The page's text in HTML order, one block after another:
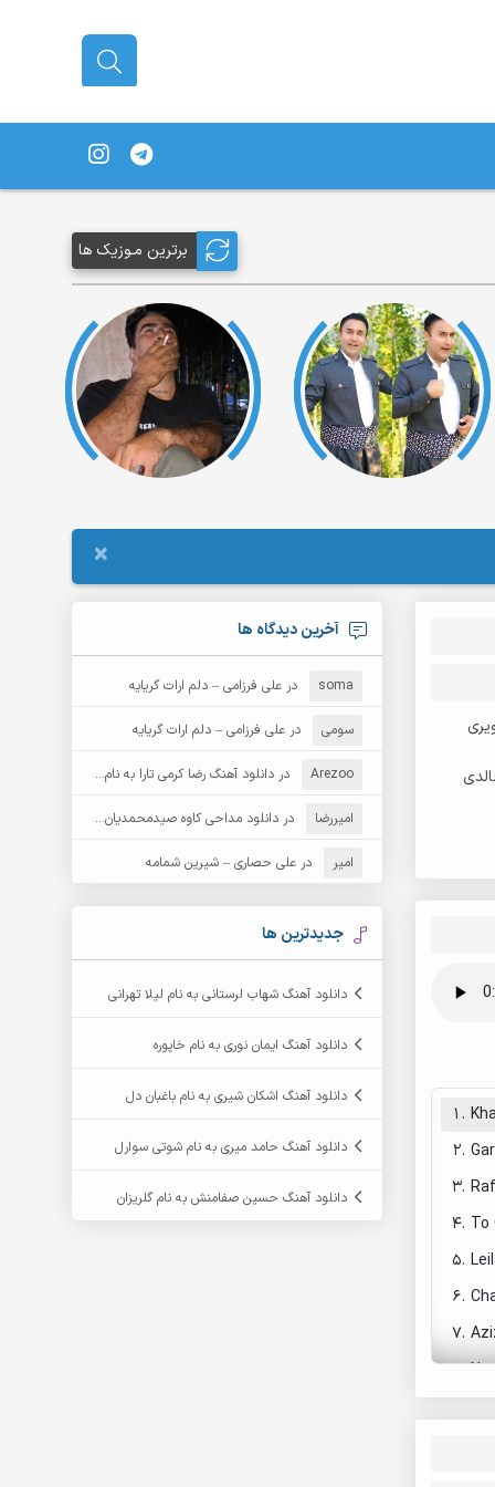
برترین مـوزیک ها
×
1.
2.
3.
4. To
5.
6.
7.
8.
آخرین دیدگاه ها
soma درعلی فرزامی – دلم ارات گریایه
سومی درعلی فرزامی – دلم ارات گریایه
Arezoo دردانلود آهنگ رضا کرمی تارا به نام قمار
امیررضا دردانلود مداحی کاوه صیدمحمدیان به نام سردار باوفا
امیر درعلی حصاری – شیرین شمامه
جدیدترین ها
دانلود آهنگ شهاب لرستانی به نام لیلا تهرانی
دانلود آهنگ ایمان نوری به نام خاپوره
دانلود آهنگ اشکان شیری به نام باغبان دل
دانلود آهنگ حامد میری به نام شوتی سوارل
دانلود آهنگ حسین صفامنش به نام گلریزان